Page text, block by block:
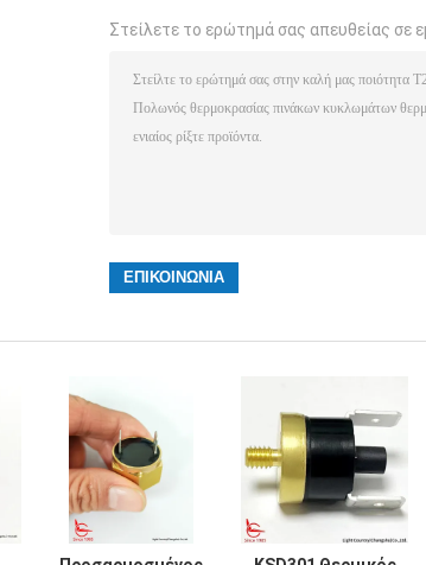
Στείλετε το ερώτημά σας απευθείας σε